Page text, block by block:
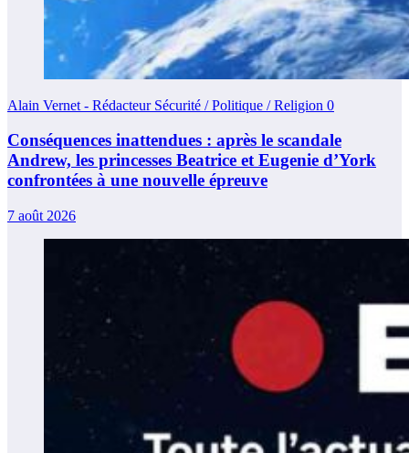
Alain Vernet - Rédacteur Sécurité / Politique / Religion 0
Conséquences inattendues : après le scandale
Andrew, les princesses Beatrice et Eugenie d’York
confrontées à une nouvelle épreuve
7 août 2026